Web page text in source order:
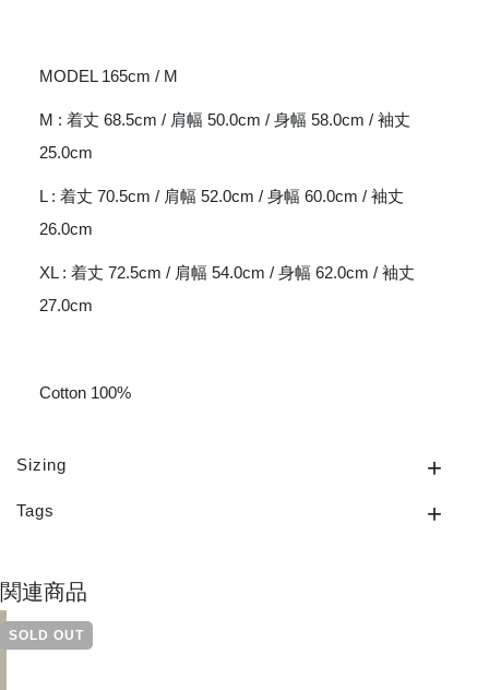
MODEL 165cm / M
M : 着丈 68.5cm / 肩幅 50.0cm / 身幅 58.0cm / 袖丈
25.0cm
L : 着丈 70.5cm / 肩幅 52.0cm / 身幅 60.0cm / 袖丈
26.0cm
XL : 着丈 72.5cm / 肩幅 54.0cm / 身幅 62.0cm / 袖丈
27.0cm
Cotton 100%
Sizing
Tags
関連商品
SOLD OUT